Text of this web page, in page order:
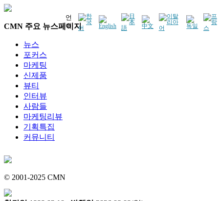
언
어
CMN 주요 뉴스페이지
뉴스
포커스
마케팅
신제품
뷰티
인터뷰
사람들
마케팅리뷰
기획특집
커뮤니티
© 2001-2025 CMN